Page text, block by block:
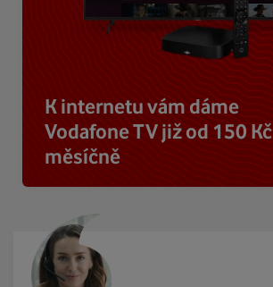
K internetu vám dáme
Vodafone TV již od 150 Kč
měsíčně